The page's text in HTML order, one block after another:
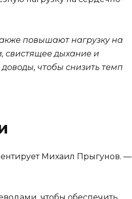
повышают нагрузку на
свистящее дыхание и
чтобы снизить темп
Михаил Прыгунов. —